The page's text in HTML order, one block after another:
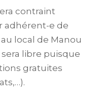
contraint
adhérent-e de
local de Manou
sera libre puisque
gratuites